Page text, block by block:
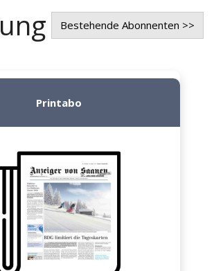
Bestehende Abonnenten >>
Printabo